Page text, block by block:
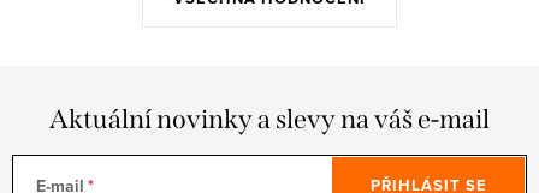
Aktuální novinky a slevy na váš e-mail
E-mail PŘIHLÁSIT SE